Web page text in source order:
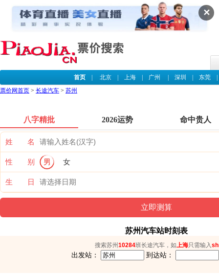
✕
首页| 北京| 上海| 广州 | 深圳 | 东莞
票价网首页 > 长途汽车 > 苏州
八字精批 2026运势 命中贵人
姓 名
性 别 男 女
生 日
苏州汽车站时刻表
搜索苏州 10284班长途汽车，如 上海只需输入 sh
出发站： 到达站：